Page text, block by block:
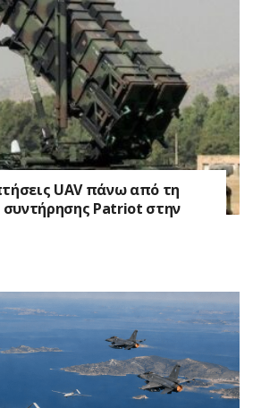
UAV πάνω από τη
συντήρησης Patriot στην